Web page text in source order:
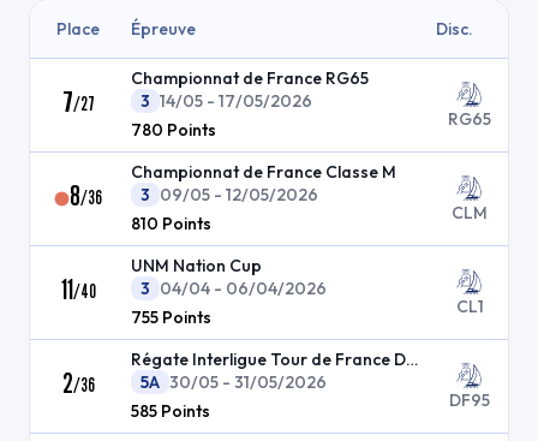
Place
Épreuve Disc.
7/27
Championnat de France RG65
3 14/05 - 17/05/2026
780 Points RG65
8/36
Championnat de France Classe M
3 09/05 - 12/05/2026
810 Points CLM
11/40
UNM Nation Cup
3 04/04 - 06/04/2026
755 Points CL1
2/36
Régate Interligue Tour de France DF95 Nord Est
5A 30/05 - 31/05/2026
585 Points DF95